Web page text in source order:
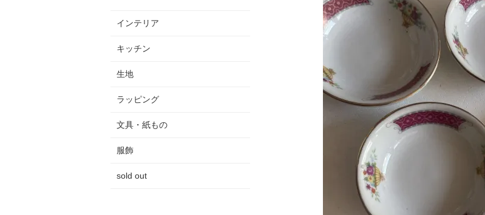
インテリア
キッチン
生地
ラッピング
文具・紙もの
服飾
sold out